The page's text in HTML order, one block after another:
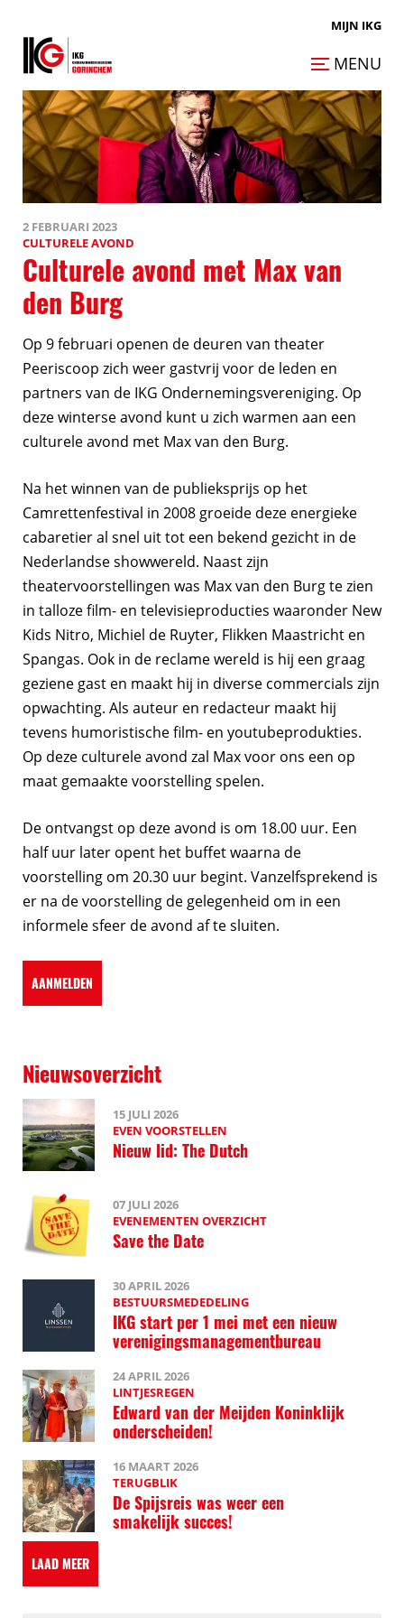
MIJN IKG
MENU
2 FEBRUARI 2023
CULTURELE AVOND
Culturele avond met Max van
den Burg
Op 9 februari openen de deuren van theater
Peeriscoop zich weer gastvrij voor de leden en
partners van de IKG Ondernemingsvereniging. Op
deze winterse avond kunt u zich warmen aan een
culturele avond met Max van den Burg.
Na het winnen van de publieksprijs op het
Camrettenfestival in 2008 groeide deze energieke
cabaretier al snel uit tot een bekend gezicht in de
Nederlandse showwereld. Naast zijn
theatervoorstellingen was Max van den Burg te zien
in talloze film- en televisieproducties waaronder New
Kids Nitro, Michiel de Ruyter, Flikken Maastricht en
Spangas. Ook in de reclame wereld is hij een graag
geziene gast en maakt hij in diverse commercials zijn
opwachting. Als auteur en redacteur maakt hij
tevens humoristische film- en youtubeprodukties.
Op deze culturele avond zal Max voor ons een op
maat gemaakte voorstelling spelen.
De ontvangst op deze avond is om 18.00 uur. Een
half uur later opent het buffet waarna de
voorstelling om 20.30 uur begint. Vanzelfsprekend is
er na de voorstelling de gelegenheid om in een
informele sfeer de avond af te sluiten.
AANMELDEN
Nieuwsoverzicht
15 JULI 2026
EVEN VOORSTELLEN
Nieuw lid: The Dutch
07 JULI 2026
EVENEMENTEN OVERZICHT
Save the Date
30 APRIL 2026
BESTUURSMEDEDELING
IKG start per 1 mei met een nieuw
verenigingsmanagementbureau
24 APRIL 2026
LINTJESREGEN
Edward van der Meijden Koninklijk
onderscheiden!
16 MAART 2026
TERUGBLIK
De Spijsreis was weer een
smakelijk succes!
LAAD MEER